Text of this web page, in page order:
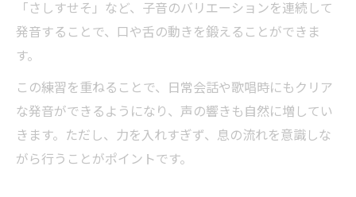
「さしすせそ」など、子音のバリエーションを連続して
発音することで、口や舌の動きを鍛えることができま
す。
この練習を重ねることで、日常会話や歌唱時にもクリア
な発音ができるようになり、声の響きも自然に増してい
きます。ただし、力を入れすぎず、息の流れを意識しな
がら行うことがポイントです。